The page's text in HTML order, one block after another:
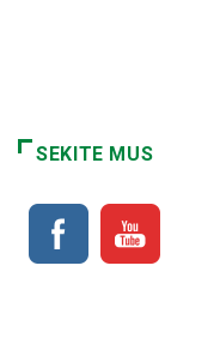
SEKITE MUS